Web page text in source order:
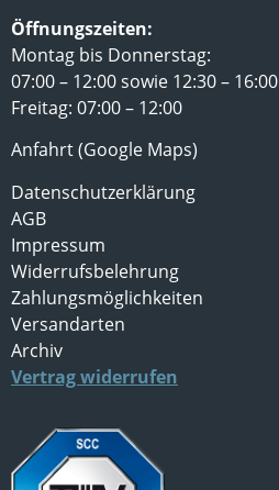
Öffnungszeiten:
Montag bis Donnerstag:
07:00 – 12:00 sowie 12:30 – 16:00
Freitag: 07:00 – 12:00
Anfahrt (Google Maps)
Datenschutzerklärung
AGB
Impressum
Widerrufsbelehrung
Zahlungsmöglichkeiten
Versandarten
Archiv
Vertrag widerrufen